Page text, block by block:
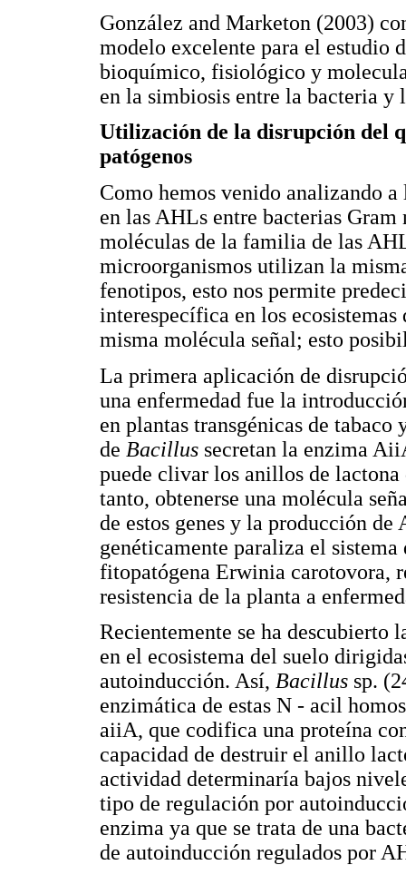
González and Marketon (2003)
modelo excelente para el estudio
bioquímico, fisiológico y
en la simbiosis entre la bacteria y
Utilización de la disrupción del
patógenos
Como hemos venido analizando
en las AHLs entre bacterias
moléculas de la familia de las
microorganismos utilizan la
fenotipos, esto nos permite
interespecífica en los
misma molécula señal; esto
La primera aplicación de
una enfermedad fue la
en plantas transgénicas de
de Bacillus secretan la enzima
puede clivar los anillos de
tanto, obtenerse una molécula
de estos genes y la producción
genéticamente paraliza el
fitopatógena Erwinia carotovora,
resistencia de la planta a
Recientemente se ha descubierto
en el ecosistema del suelo
autoinducción. Así, Bacillus sp.
enzimática de estas N - acil
aiiA, que codifica una proteína
capacidad de destruir el anillo
actividad determinaría bajos
tipo de regulación por
enzima ya que se trata de una
de autoinducción regulados por